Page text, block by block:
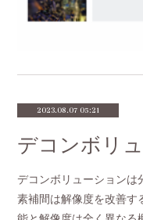
2023.08.07 05:21
デコンボリューション
素補間は解像度を改善